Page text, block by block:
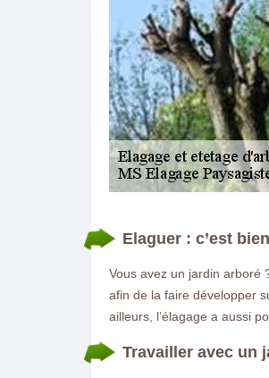
Elaguer : c’est
Vous avez un jardin arboré
afin de la faire développer
ailleurs, l’élagage a aussi
Travailler avec un